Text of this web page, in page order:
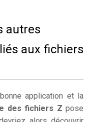
autres
aux fichiers
application et la
des fichiers Z pose